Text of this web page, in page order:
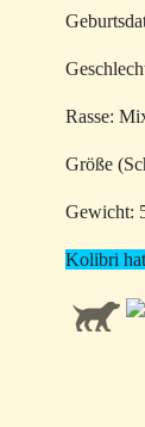
Rasse:
Größe
Gewicht:
Kolibri